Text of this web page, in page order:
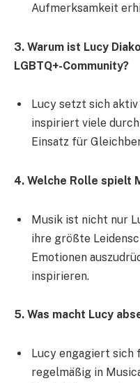
Aufmerksamkeit
3. Warum ist Lucy
LGBTQ+-Community?
Lucy setzt sich
inspiriert viele
Einsatz für
4. Welche Rolle spielt
Musik ist nicht nur
ihre größte
Emotionen
inspirieren.
5. Was macht Lucy
Lucy engagiert sich
regelmäßig in